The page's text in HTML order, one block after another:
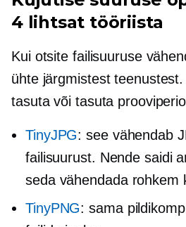
4 lihtsat tööriista
Kui otsite failisuuruse
ühte järgmistest
tasuta või tasuta
TinyJPG: see vähendab
failisuurust. Nende saidi
seda vähendada rohkem
TinyPNG: sama